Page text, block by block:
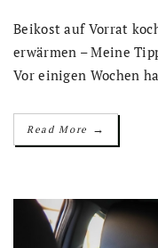
Beikost auf Vorrat
erwärmen – Meine
Vor einigen Wochen
Read More →